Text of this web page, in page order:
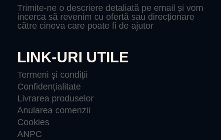
Trimite-ne o descriere detaliată pe email și vom
incerca să revenim cu ofertă sau direcționare
către cineva care poate fi de ajutor
LINK-URI UTILE
Termeni și condiții
Confidențialitate
Livrarea produselor
Anularea comenzii
Cookies
ANPC